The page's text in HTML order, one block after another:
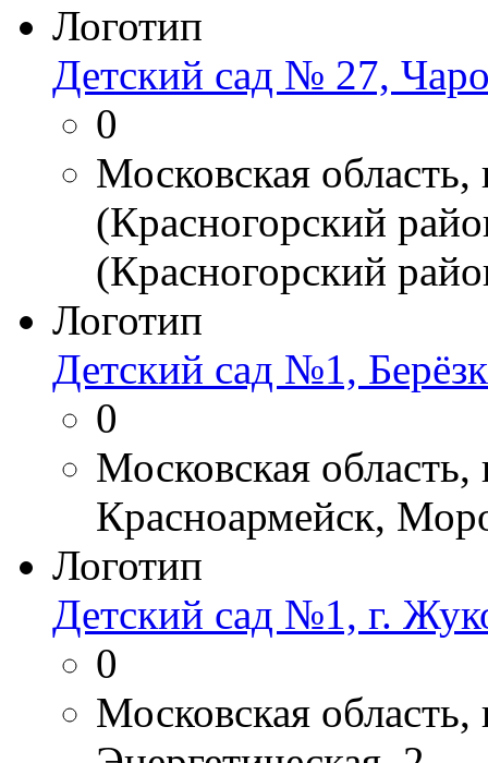
Логотип
Детский сад № 27,
0
Московская
(Красногорский
(Красногорский
Логотип
Детский сад №1,
0
Московская
Красноармейск,
Логотип
Детский сад №1, г.
0
Московская